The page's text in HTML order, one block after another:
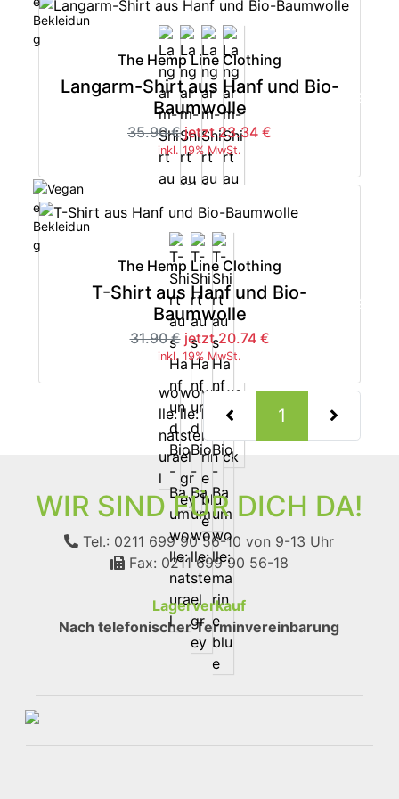
The Hemp Line Clothing
Langarm-Shirt aus Hanf und Bio-
Baumwolle
35.90 € jetzt 23.34 €
inkl. 19% MwSt.
-35%
The Hemp Line Clothing
T-Shirt aus Hanf und Bio-
Baumwolle
31.90 € jetzt 20.74 €
inkl. 19% MwSt.
-35%
1 (current)
WIR SIND FÜR DICH DA!
Tel.: 0211 699 90 56-10 von 9-13 Uhr
Fax: 0211 699 90 56-18
Lagerverkauf
Nach telefonischer Terminvereinbarung